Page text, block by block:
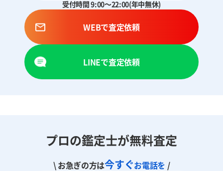
受付時間 9:00～22:00(年中無休)
WEBで査定依頼
LINEで査定依頼
プロの鑑定士が無料査定
\ お急ぎの方は今すぐお電話を /